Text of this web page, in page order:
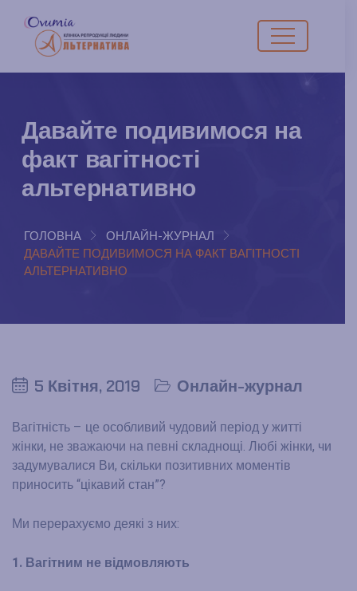
Давайте подивимося на
факт вагітності
альтернативно
ГОЛОВНА
ОНЛАЙН-ЖУРНАЛ
ДАВАЙТЕ ПОДИВИМОСЯ НА ФАКТ ВАГІТНОСТІ
АЛЬТЕРНАТИВНО
5 Квітня, 2019 Онлайн-журнал
Вагітність – це особливий чудовий період у житті
жінки, не зважаючи на певні складнощі. Любі жінки, чи
задумувалися Ви, скільки позитивних моментів
приносить “цікавий стан”?
Ми перерахуємо деякі з них:
1. Вагітним не відмовляють